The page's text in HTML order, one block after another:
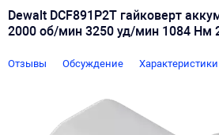
Dewalt DCF891P2T гайковерт
2000 об/мин 3250 уд/мин 1084 Нм
Отзывы Обсуждение Характеристики